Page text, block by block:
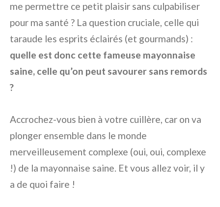
me permettre ce petit plaisir sans culpabiliser
pour ma santé ? La question cruciale, celle qui
taraude les esprits éclairés (et gourmands) :
quelle est donc cette fameuse mayonnaise
saine, celle qu’on peut savourer sans remords
?
Accrochez-vous bien à votre cuillère, car on va
plonger ensemble dans le monde
merveilleusement complexe (oui, oui, complexe
!) de la mayonnaise saine. Et vous allez voir, il y
a de quoi faire !